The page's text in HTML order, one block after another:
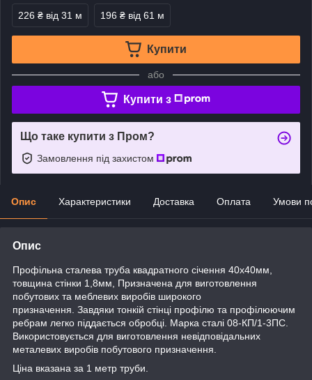
226 ₴ від 31 м 196 ₴ від 61 м
Купити
або
Купити з
Що таке купити з Пром?
Замовлення під захистом
Опис Характеристики Доставка Оплата Умови
Опис
Профільна сталева труба квадратного січення 40х40мм,
товщина стінки 1,8мм, Призначена для виготовлення
побутових та меблевих виробів широкого
призначення. Завдяки тонкій стінці профілю та профілюючим
ребрам легко піддається обробці. Марка сталі 08-КП/1-3ПС.
Використовується для виготовлення невідповідальних
металевих виробів побутового призначення.
Ціна вказана за 1 метр труби.